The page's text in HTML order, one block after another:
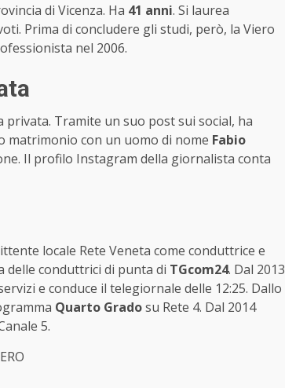
di Vicenza. Ha 41 anni. Si laurea
Prima di concludere gli studi, però, la Viero
nel 2006.
Tramite un suo post sui social, ha
matrimonio con un uomo di nome Fabio
Il profilo Instagram della giornalista conta
locale Rete Veneta come conduttrice e
delle conduttrici di punta di TGcom24. Dal 2013
e conduce il telegiornale delle 12:25. Dallo
Quarto Gradosu Rete 4. Dal 2014
5.